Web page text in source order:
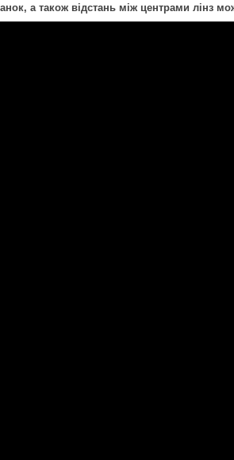
а також відстань між центрами лінз